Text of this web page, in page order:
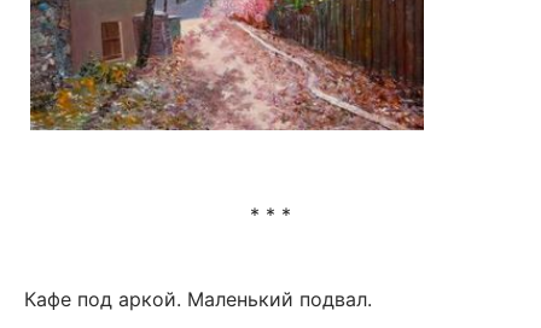
* * *
Кафе под аркой. Маленький подвал.